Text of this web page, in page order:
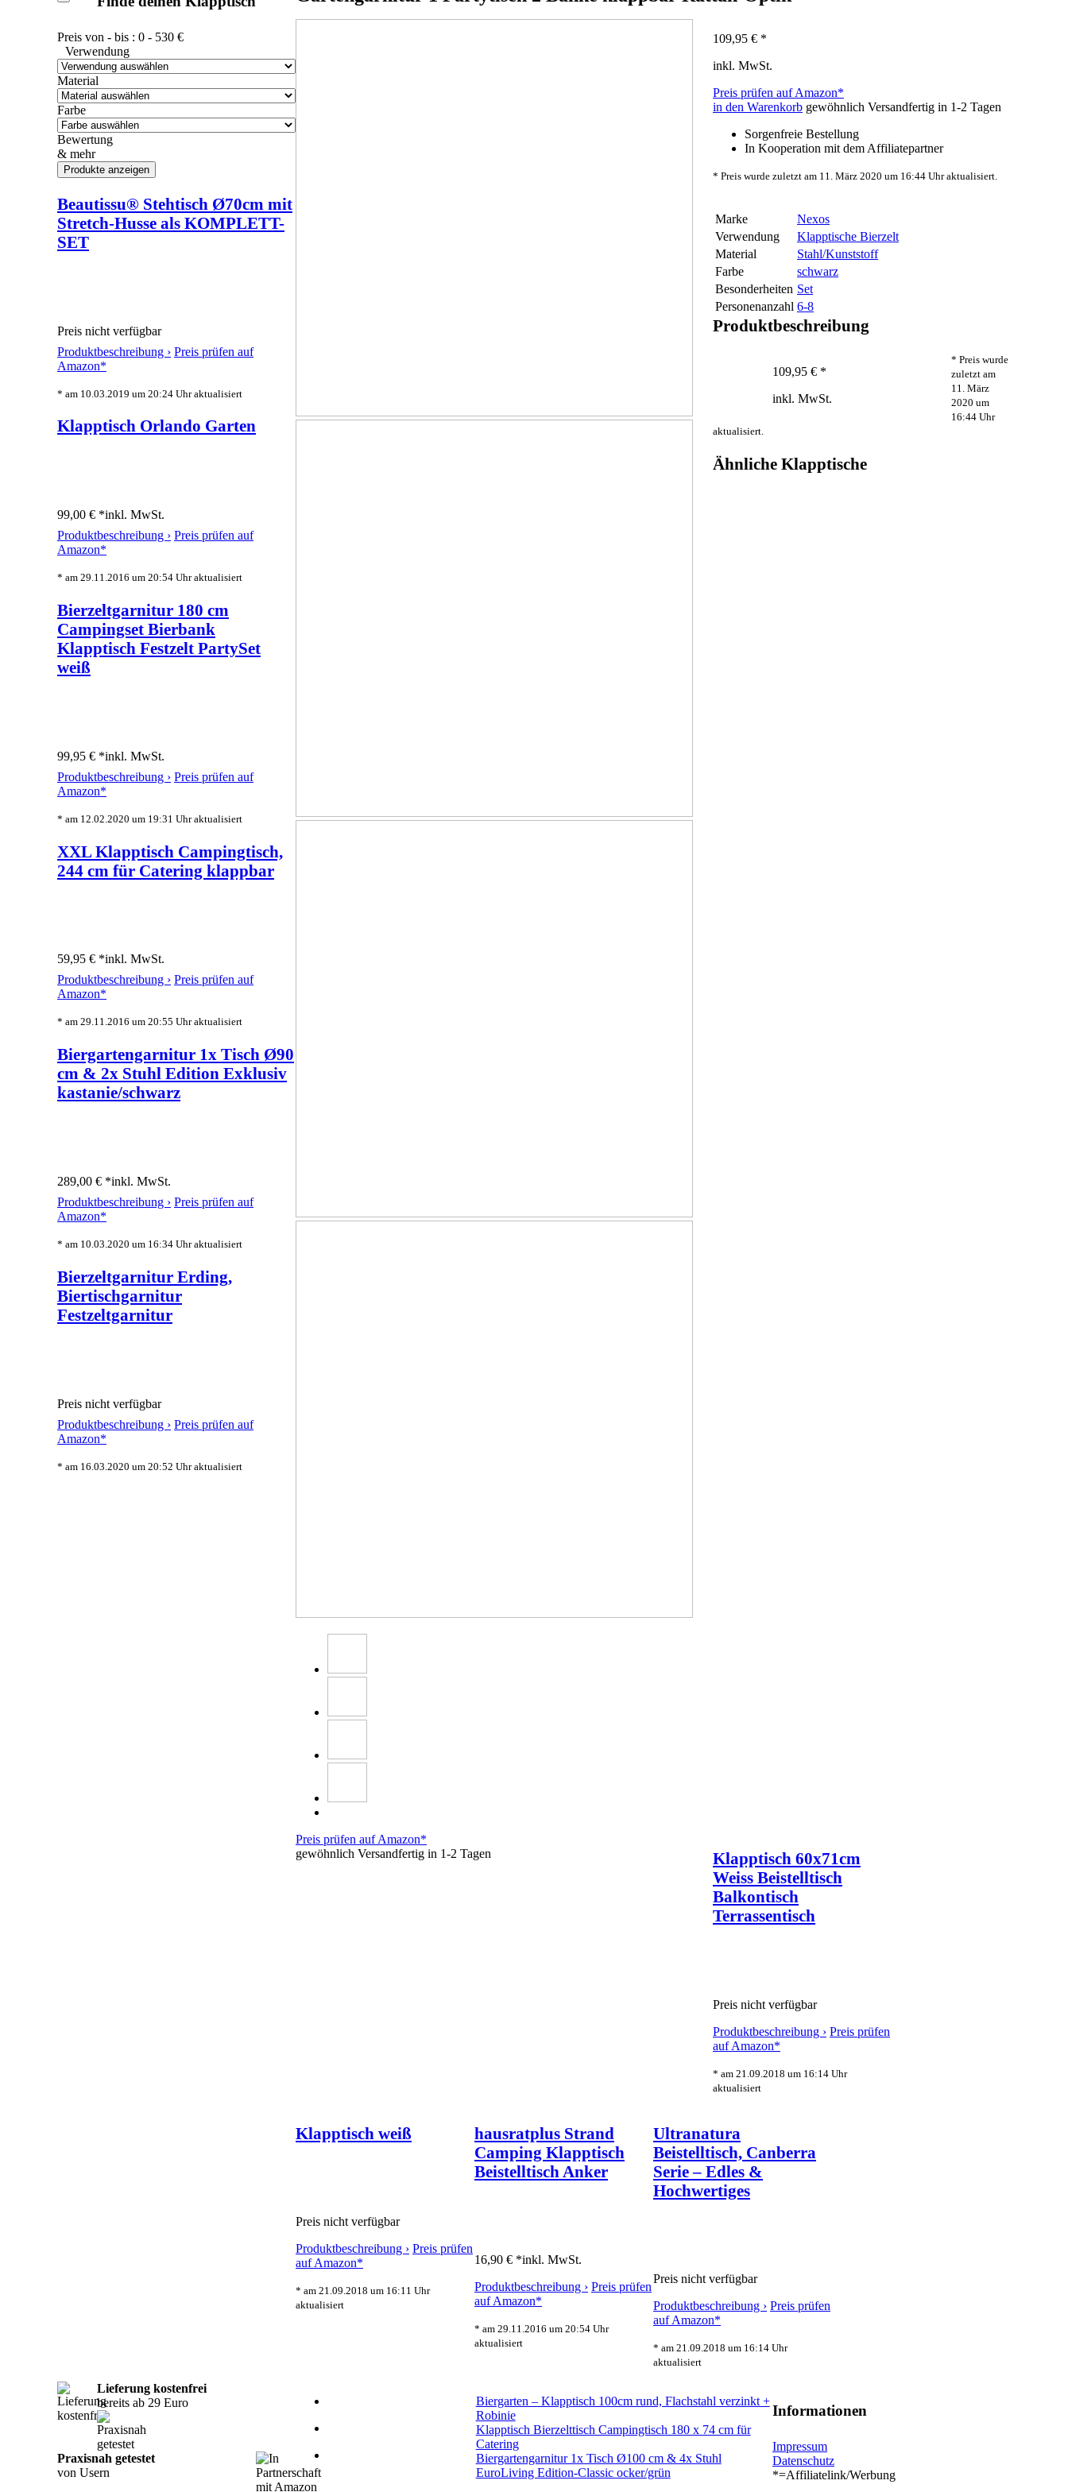
Preis von - bis : 0 - 530 €
Verwendung
Material
Farbe
Bewertung
& mehr
Beautissu® Stehtisch Ø70cm mit
Stretch-Husse als KOMPLETT-
SET
Preis nicht verfügbar
Produktbeschreibung › Preis prüfen auf
Amazon*
* am 10.03.2019 um 20:24 Uhr aktualisiert
Klapptisch Orlando Garten
99,00 € *inkl. MwSt.
Produktbeschreibung › Preis prüfen auf
Amazon*
* am 29.11.2016 um 20:54 Uhr aktualisiert
Bierzeltgarnitur 180 cm
Campingset Bierbank
Klapptisch Festzelt PartySet
weiß
99,95 € *inkl. MwSt.
Produktbeschreibung › Preis prüfen auf
Amazon*
* am 12.02.2020 um 19:31 Uhr aktualisiert
XXL Klapptisch Campingtisch,
244 cm für Catering klappbar
59,95 € *inkl. MwSt.
Produktbeschreibung › Preis prüfen auf
Amazon*
* am 29.11.2016 um 20:55 Uhr aktualisiert
Biergartengarnitur 1x Tisch Ø90
cm & 2x Stuhl Edition Exklusiv
kastanie/schwarz
289,00 € *inkl. MwSt.
Produktbeschreibung › Preis prüfen auf
Amazon*
* am 10.03.2020 um 16:34 Uhr aktualisiert
Bierzeltgarnitur Erding,
Biertischgarnitur
Festzeltgarnitur
Preis nicht verfügbar
Produktbeschreibung › Preis prüfen auf
Amazon*
* am 16.03.2020 um 20:52 Uhr aktualisiert
109,95 € *
inkl. MwSt.
Preis prüfen auf Amazon*
in den Warenkorb gewöhnlich Versandfertig in 1-2 Tagen
Sorgenfreie Bestellung
In Kooperation mit dem Affiliatepartner
* Preis wurde zuletzt am 11. März 2020 um 16:44 Uhr aktualisiert.
Marke
Nexos
Verwendung
Klapptische Bierzelt
Material
Stahl/Kunststoff
Farbe
schwarz
Besonderheiten Set
Personenanzahl 6-8
Produktbeschreibung
109,95 € *
inkl. MwSt.
Preis prüfen auf Amazon*
gewöhnlich Versandfertig in 1-2 Tagen
* Preis wurde
zuletzt am
11. März
2020 um
16:44 Uhr
aktualisiert.
Ähnliche Klapptische
Klapptisch 60x71cm
Weiss Beistelltisch
Balkontisch
Terrassentisch
Preis nicht verfügbar
Produktbeschreibung › Preis prüfen
auf Amazon*
* am 21.09.2018 um 16:14 Uhr
aktualisiert
Klapptisch weiß
Preis nicht verfügbar
Produktbeschreibung › Preis prüfen
auf Amazon*
* am 21.09.2018 um 16:11 Uhr
aktualisiert
hausratplus Strand
Camping Klapptisch
Beistelltisch Anker
16,90 € *inkl. MwSt.
Produktbeschreibung › Preis prüfen
auf Amazon*
* am 29.11.2016 um 20:54 Uhr
aktualisiert
Ultranatura
Beistelltisch, Canberra
Serie – Edles &
Hochwertiges
Preis nicht verfügbar
Produktbeschreibung › Preis prüfen
auf Amazon*
* am 21.09.2018 um 16:14 Uhr
aktualisiert
Lieferung kostenfrei
bereits ab 29 Euro
Praxisnah getestet
von Usern
Biergarten – Klapptisch 100cm rund, Flachstahl verzinkt +
Robinie
Klapptisch Bierzelttisch Campingtisch 180 x 74 cm für
Catering
Biergartengarnitur 1x Tisch Ø100 cm & 4x Stuhl
EuroLiving Edition-Classic ocker/grün
Informationen
Impressum
Datenschutz
*=Affiliatelink/Werbung